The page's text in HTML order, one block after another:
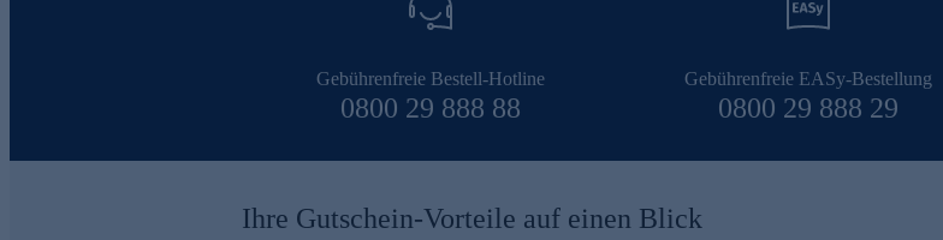
Gebührenfreie Bestell-Hotline
0800 29 888 88
Gebührenfreie EASy-Bestellung
0800 29 888 29
Ihre Gutschein-Vorteile auf einen Blick